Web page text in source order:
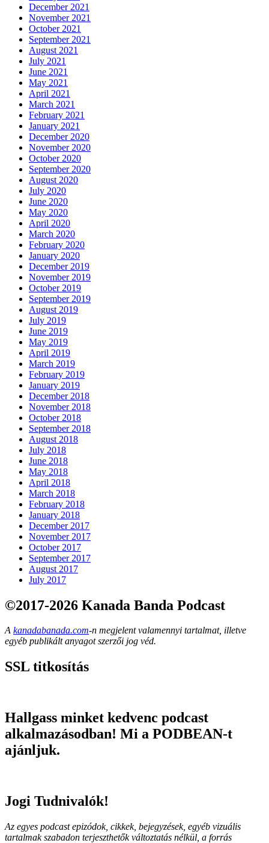
December 2021
November 2021
October 2021
September 2021
August 2021
July 2021
June 2021
May 2021
April 2021
March 2021
February 2021
January 2021
December 2020
November 2020
October 2020
September 2020
August 2020
July 2020
June 2020
May 2020
April 2020
March 2020
February 2020
January 2020
December 2019
November 2019
October 2019
September 2019
August 2019
July 2019
June 2019
May 2019
April 2019
March 2019
February 2019
January 2019
December 2018
November 2018
October 2018
September 2018
August 2018
July 2018
June 2018
May 2018
April 2018
March 2018
February 2018
January 2018
December 2017
November 2017
October 2017
September 2017
August 2017
July 2017
©2017-2026 Kanada Banda Podcast
A kanadabanada.com-n megjelent valamennyi tartalmat, illetve
egyéb publikált anyagot szerzői jog véd.
SSL titkosítás
Hallgass minket kedvenc podcast
alkalmazásodban! Mi a PODBEAN-t
ajánljuk.
Jogi Tudnivalók!
Az egyes podcast epizódok, cikkek, bejegyzések, egyéb vizuális
tartalmak szabadon terjeszthetők változtatás nélkül, a forrás